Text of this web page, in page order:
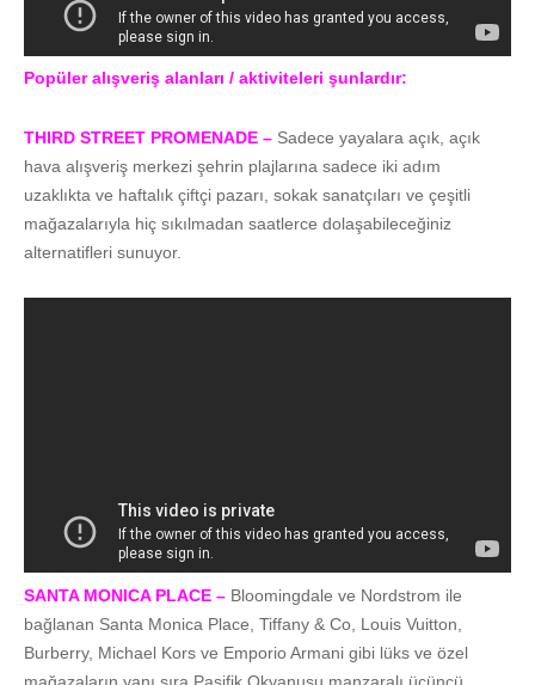
Popüler alışveriş alanları / aktiviteleri şunlardır:
THIRD STREET PROMENADE – Sadece yayalara açık, açık
hava alışveriş merkezi şehrin plajlarına sadece iki adım
uzaklıkta ve haftalık çiftçi pazarı, sokak sanatçıları ve çeşitli
mağazalarıyla hiç sıkılmadan saatlerce dolaşabileceğiniz
alternatifleri sunuyor.
SANTA MONICA PLACE – Bloomingdale ve Nordstrom ile
bağlanan Santa Monica Place, Tiffany & Co, Louis Vuitton,
Burberry, Michael Kors ve Emporio Armani gibi lüks ve özel